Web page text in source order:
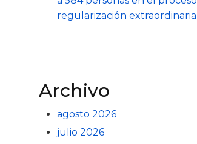
regularización extraordinaria
Archivo
agosto 2026
julio 2026